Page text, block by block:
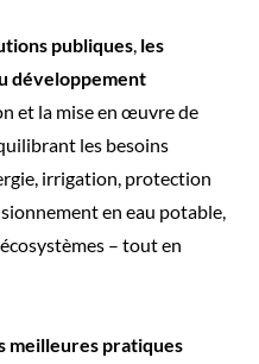
publiques, les
développement
et la mise en œuvre de
les besoins
irrigation, protection
en eau potable,
– tout en
meilleures pratiques